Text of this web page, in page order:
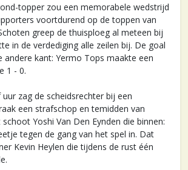
topper zou een memorabele wedstrijd
voortdurend op de toppen van
greep de thuisploeg al meteen bij
in de verdediging alle zeilen bij. De goal
andere kant: Yermo Tops maakte een
1 - 0.
zag de scheidsrechter bij een
een strafschop en temidden van
Yoshi Van Den Eynden die binnen:
tegen de gang van het spel in. Dat
Kevin Heylen die tijdens de rust één